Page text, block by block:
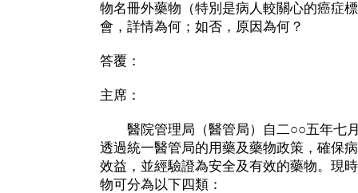
物名冊外藥物（特別是病人較關心的癌症
會，詳情為何；如否，原因為何？
答覆：
主席：
醫院管理局（醫管局）自二○○五年七
透過統一醫管局的用藥及藥物政策，確保
效益，並經驗證為安全及有效的藥物。現
物可分為以下四類：